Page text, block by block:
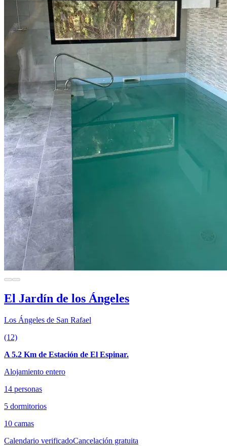
El Jardín de los Ángeles
Los Ángeles de San Rafael
(12)
A 5.2 Km de Estación de El Espinar.
Alojamiento entero
14 personas
5 dormitorios
10 camas
Calendario verificadoCancelación gratuita